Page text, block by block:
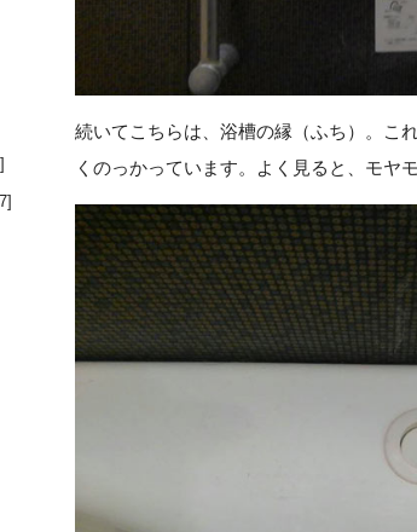
続いてこちらは、浴槽の縁（ふち）。こ
くのっかっています。よく見ると、モヤ